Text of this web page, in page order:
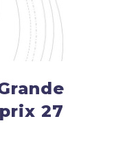
27